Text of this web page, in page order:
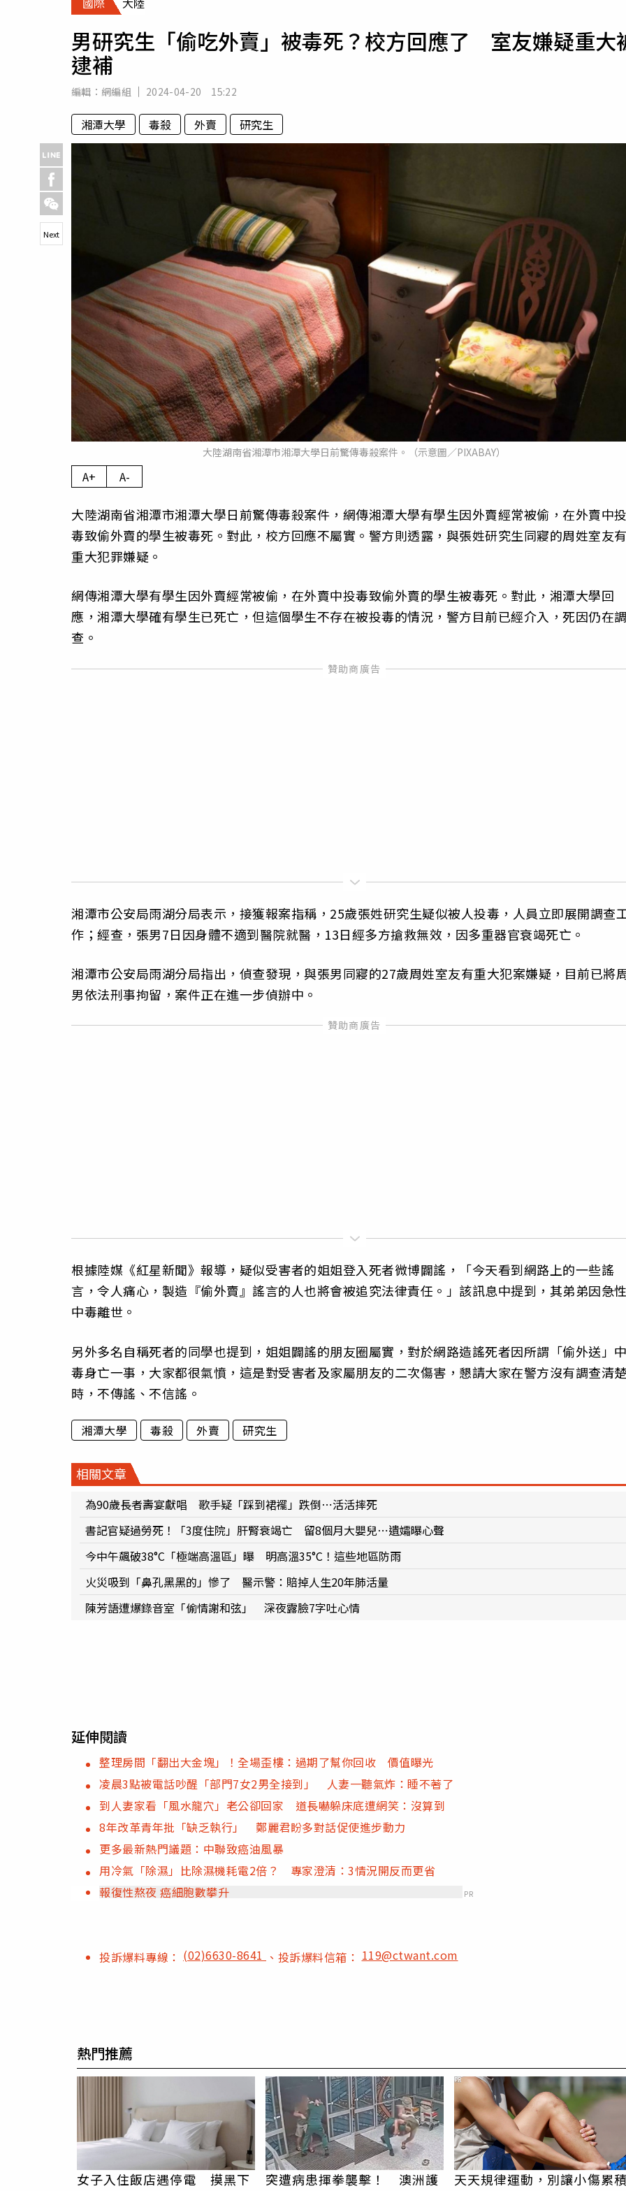
專欄
運勢
男研究生「偷吃外賣」被毒死？校方回應了 室友嫌疑重大
逮補
編輯： 網編組 2024-04-20 15:22
湘潭大學 毒殺 外賣 研究生
大陸湖南省湘潭市湘潭大學日前驚傳毒殺案件。（示意圖／PIXABAY）
Next
A+ A-
大陸湖南省湘潭市湘潭大學日前驚傳毒殺案件，網傳湘潭大學有學生因外賣經常被偷，在外賣中
毒致偷外賣的學生被毒死。對此，校方回應不屬實。警方則透露，與張姓研究生同寢的周姓室友
重大犯罪嫌疑。
網傳湘潭大學有學生因外賣經常被偷，在外賣中投毒致偷外賣的學生被毒死。對此，湘潭大學回
應，湘潭大學確有學生已死亡，但這個學生不存在被投毒的情況，警方目前已經介入，死因仍在
查。
湘潭市公安局雨湖分局表示，接獲報案指稱，25歲張姓研究生疑似被人投毒，人員立即展開調查
作；經查，張男7日因身體不適到醫院就醫，13日經多方搶救無效，因多重器官衰竭死亡。
湘潭市公安局雨湖分局指出，偵查發現，與張男同寢的27歲周姓室友有重大犯案嫌疑，目前已將
男依法刑事拘留，案件正在進一步偵辦中。
根據陸媒《紅星新聞》報導，疑似受害者的姐姐登入死者微博闢謠，「今天看到網路上的一些謠
言，令人痛心，製造『偷外賣』謠言的人也將會被追究法律責任。」該訊息中提到，其弟弟因急
中毒離世。
另外多名自稱死者的同學也提到，姐姐闢謠的朋友圈屬實，對於網路造謠死者因所謂「偷外送」
毒身亡一事，大家都很氣憤，這是對受害者及家屬朋友的二次傷害，懇請大家在警方沒有調查清
時，不傳謠、不信謠。
湘潭大學 毒殺 外賣 研究生
相關文章
為90歲長者壽宴獻唱 歌手疑「踩到裙襬」跌倒⋯活活摔死
書記官疑過勞死！「3度住院」肝腎衰竭亡 留8個月大嬰兒⋯遺孀曝心聲
今中午飆破38°C「極端高溫區」曝 明高溫35°C！這些地區防雨
火災吸到「鼻孔黑黑的」慘了 醫示警：賠掉人生20年肺活量
陳芳語遭爆錄音室「偷情謝和弦」 深夜露臉7字吐心情
延伸閱讀
整理房間「翻出大金塊」！全場歪樓：過期了幫你回收 價值曝光
凌晨3點被電話吵醒「部門7女2男全接到」 人妻一聽氣炸：睡不著了
到人妻家看「風水龍穴」老公卻回家 道長嚇躲床底遭網笑：沒算到
8年改革青年批「缺乏執行」 鄭麗君盼多對話促使進步動力
更多最新熱門議題：中聯致癌油風暴
用冷氣「除濕」比除濕機耗電2倍？ 專家澄清：3情況開反而更省
報復性熬夜 癌細胞數攀升
PR
投訴爆料專線： (02)6630-8641 、投訴爆料信箱：119@ctwant.com
熱門推薦
女子入住飯店遇停電 摸黑下
突遭病患揮拳襲擊！ 澳洲護
天天規律運動，別讓小傷累
PR